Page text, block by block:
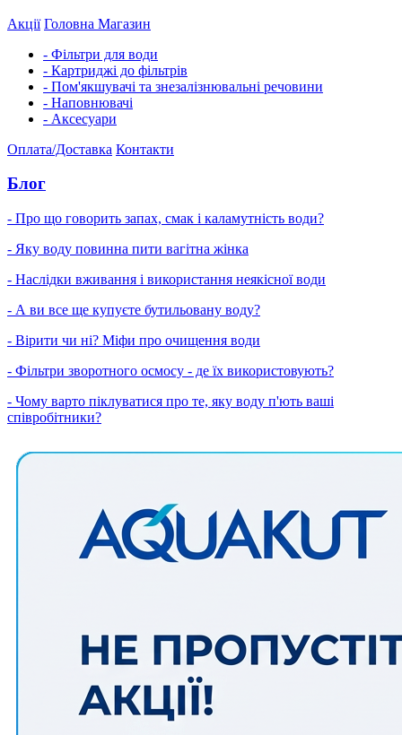
Акції Головна Магазин
- Фільтри для води
- Картриджі до фільтрів
- Пом'якшувачі та знезалізнювальні речовини
- Наповнювачі
- Аксесуари
Оплата/Доставка Контакти
Блог
- Про що говорить запах, смак і каламутність води?
- Яку воду повинна пити вагітна жінка
- Наслідки вживання і використання неякісної води
- А ви все ще купуєте бутильовану воду?
- Вірити чи ні? Міфи про очищення води
- Фільтри зворотного осмосу - де їх використовують?
- Чому варто піклуватися про те, яку воду п'ють ваші
співробітники?